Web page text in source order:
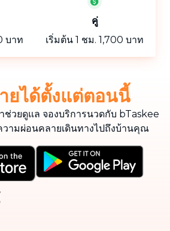
บาท
คู่
เริ่มต้น 1 ชม. 1,700 บาท
ยได้ตั้งแต่ตอนนี้
ช่วยดูแล จองบริการนวดกับ bTaskee
ามผ่อนคลายเดินทางไปถึงบ้านคุณ